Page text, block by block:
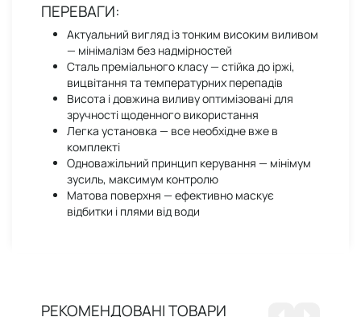
ПЕРЕВАГИ:
Актуальний вигляд із тонким високим виливом
— мінімалізм без надмірностей
Сталь преміального класу — стійка до іржі,
вицвітання та температурних перепадів
Висота і довжина виливу оптимізовані для
зручності щоденного використання
Легка установка — все необхідне вже в
комплекті
Одноважільний принцип керування — мінімум
зусиль, максимум контролю
Матова поверхня — ефективно маскує
відбитки і плями від води
РЕКОМЕНДОВАНІ ТОВАРИ